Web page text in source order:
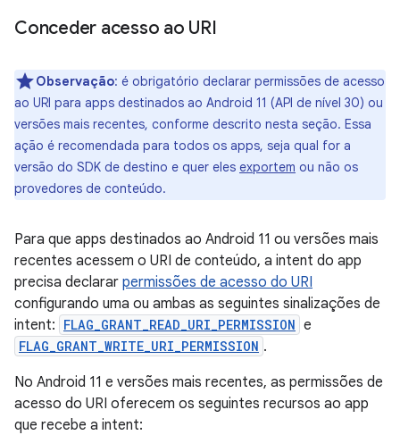
Conceder acesso ao URI
Observação: é obrigatório declarar permissões de acesso
ao URI para apps destinados ao Android 11 (API de nível 30) ou
versões mais recentes, conforme descrito nesta seção. Essa
ação é recomendada para todos os apps, seja qual for a
versão do SDK de destino e quer eles exportem ou não os
provedores de conteúdo.
Para que apps destinados ao Android 11 ou versões mais
recentes acessem o URI de conteúdo, a intent do app
precisa declarar permissões de acesso do URI
configurando uma ou ambas as seguintes sinalizações de
intent: FLAG_GRANT_READ_URI_PERMISSION e
FLAG_GRANT_WRITE_URI_PERMISSION .
No Android 11 e versões mais recentes, as permissões de
acesso do URI oferecem os seguintes recursos ao app
que recebe a intent: